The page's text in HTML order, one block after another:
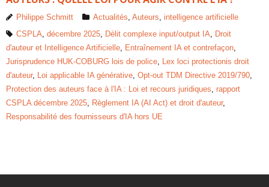
Philippe Schmitt Actualités, Auteurs, intelligence artificielle
CSPLA, décembre 2025, Délit complexe input/output IA, Droit
d'auteur et Intelligence Artificielle, Entraînement IA et contrefaçon,
Jurisprudence HUK-COBURG lois de police, Lex loci protectionis droit
d'auteur, Loi applicable IA générative, Opt-out TDM Directive 2019/790,
Protection des auteurs face à l'IA : Loi et recours juridiques, rapport
CSPLA décembre 2025, Règlement IA (AI Act) et droit d'auteur,
Responsabilité des fournisseurs d'IA hors UE